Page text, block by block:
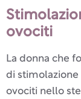
ovociti
La donna che
di stimolazione
ovociti nello